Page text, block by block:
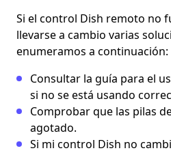
Si el control Dish remoto no
llevarse a cambio varias
enumeramos a continuación:
Consultar la guía para el
si no se está usando
Comprobar que las pilas
agotado.
Si mi control Dish no